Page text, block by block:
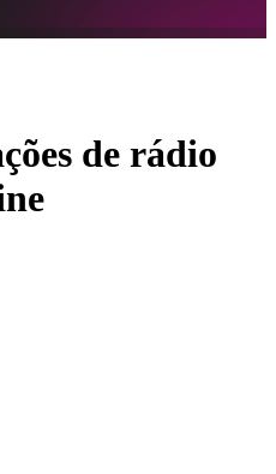
de rádio